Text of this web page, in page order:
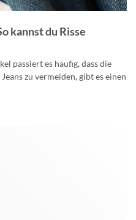
kannst du Risse
passiert es häufig, dass die
zu vermeiden, gibt es einen